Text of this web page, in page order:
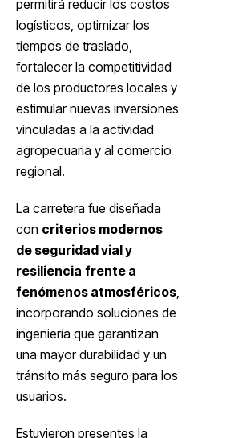
permitirá reducir los costos
logísticos, optimizar los
tiempos de traslado,
fortalecer la competitividad
de los productores locales y
estimular nuevas inversiones
vinculadas a la actividad
agropecuaria y al comercio
regional.
La carretera fue diseñada
con criterios modernos
de seguridad vial y
resiliencia frente a
fenómenos atmosféricos
incorporando soluciones de
ingeniería que garantizan
una mayor durabilidad y un
tránsito más seguro para los
usuarios.
Estuvieron presentes la